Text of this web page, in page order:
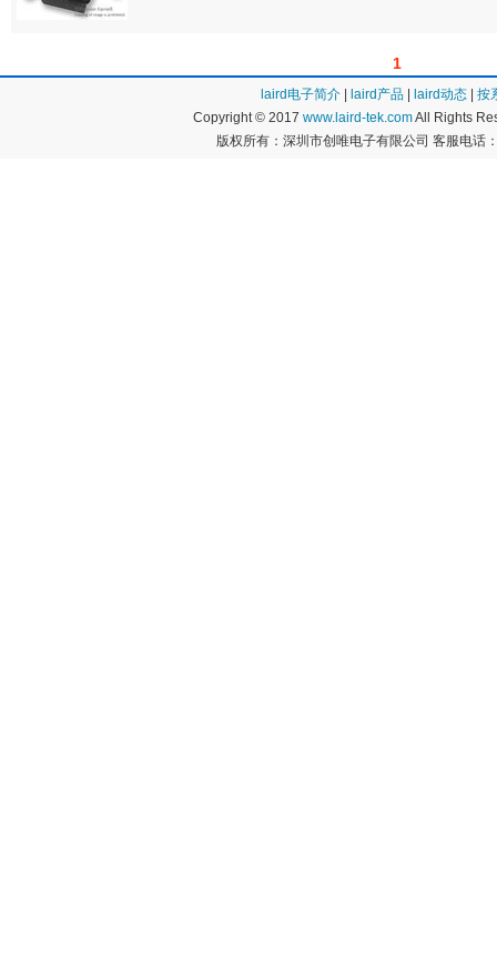
1
laird电子简介 laird产品 laird动态
按
Copyright © 2017 www.laird-tek.comAll Rights
版权所有：深圳市创唯电子有限公司 客服电话